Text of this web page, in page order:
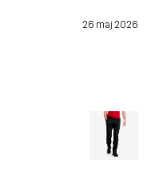
26 maj 2026